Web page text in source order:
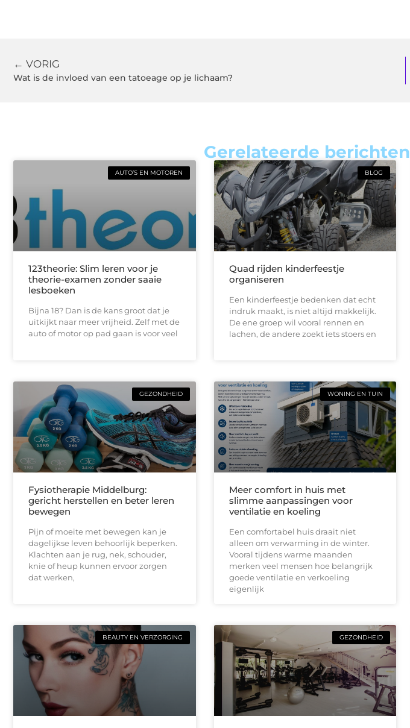
← VORIG
Wat is de invloed van een tatoeage op je lichaam?
Gerelateerde berichten
AUTO’S EN MOTOREN
123theorie: Slim leren voor je
theorie-examen zonder saaie
lesboeken
Bijna 18? Dan is de kans groot dat je
uitkijkt naar meer vrijheid. Zelf met de
auto of motor op pad gaan is voor veel
BLOG
Quad rijden kinderfeestje
organiseren
Een kinderfeestje bedenken dat echt
indruk maakt, is niet altijd makkelijk.
De ene groep wil vooral rennen en
lachen, de andere zoekt iets stoers en
GEZONDHEID
Fysiotherapie Middelburg:
gericht herstellen en beter leren
bewegen
Pijn of moeite met bewegen kan je
dagelijkse leven behoorlijk beperken.
Klachten aan je rug, nek, schouder,
knie of heup kunnen ervoor zorgen
dat werken,
WONING EN TUIN
Meer comfort in huis met
slimme aanpassingen voor
ventilatie en koeling
Een comfortabel huis draait niet
alleen om verwarming in de winter.
Vooral tijdens warme maanden
merken veel mensen hoe belangrijk
goede ventilatie en verkoeling
eigenlijk
BEAUTY EN VERZORGING GEZONDHEID